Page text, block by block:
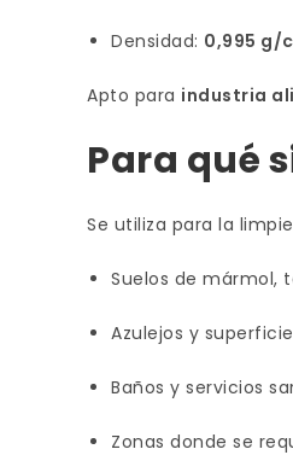
Densidad: 0,995 g/
Apto para industria
Para qué
Se utiliza para la
Suelos de mármol,
Azulejos y
Baños y servicios
Zonas donde se